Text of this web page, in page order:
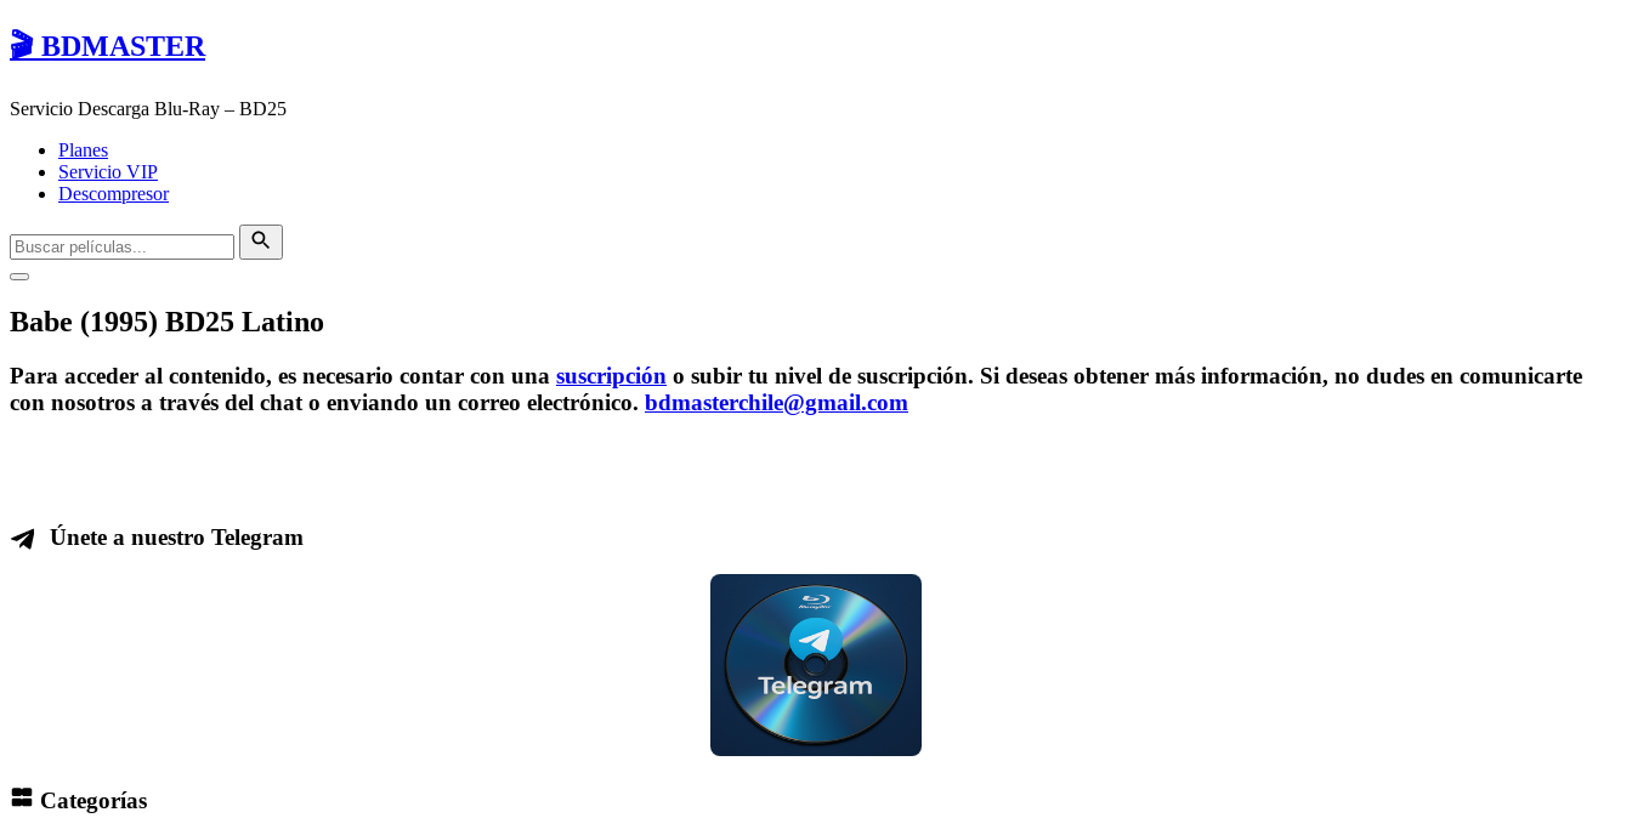
🎬 BDMASTER
Servicio Descarga Blu-Ray – BD25
Planes
Servicio VIP
Descompresor
Babe (1995) BD25 Latino
Para acceder al contenido, es necesario contar con una suscripción o subir tu nivel de suscripción. Si deseas obtener más información, no dudes en comunicarte
con nosotros a través del chat o enviando un correo electrónico. bdmasterchile@gmail.com
Únete a nuestro Telegram
Categorías